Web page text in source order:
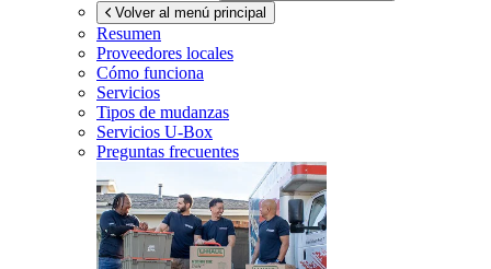
Volver al menú principal
Resumen
Proveedores locales
Cómo funciona
Servicios
Tipos de mudanzas
Servicios U-Box
Preguntas frecuentes